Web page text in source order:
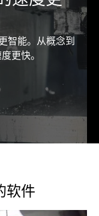
智能。从概念到
更快。
软件